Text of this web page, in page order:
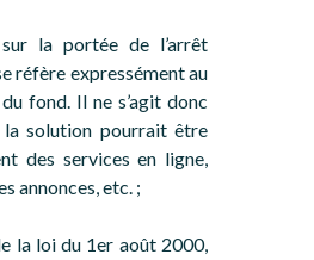
la portée de l’arrêt
réfère expressément au
fond. Il ne s’agit donc
solution pourrait être
des services en ligne,
annonces, etc. ;
la loi du 1er août 2000,